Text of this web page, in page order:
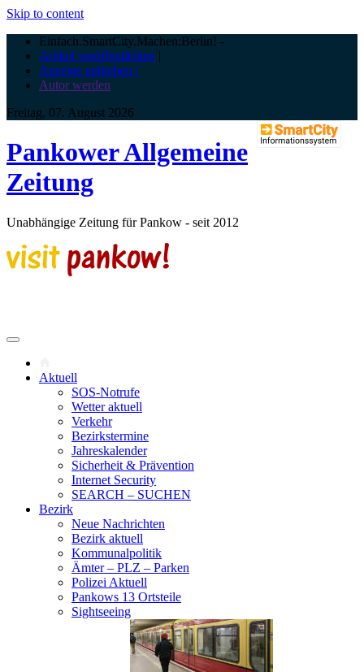
Skip to content
Einfach.SmartCity.Machen:Berlin! -
Artikel veröffentlichen |
Anzeige aufgeben |
Autor werden
Freitag, 07. August 2026
Pankower Allgemeine
Zeitung
Unabhängige Zeitung für Pankow - seit 2012
Aktuell
SOS-Notrufe
Wetter aktuell
Verkehr
Bezirkstermine
Jahreskalender
Sicherheit & Prävention
Internet Security
SEARCH – SUCHEN
Bezirk
Neue Nachrichten
Bezirk aktuell
Kommunalpolitik
Ämter – PLZ – Parken
Polizei Aktuell
Pankows 13 Ortsteile
Sightseeing